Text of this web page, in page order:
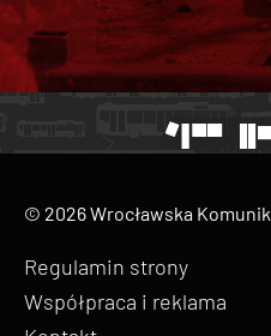
© 2026 Wrocławska
Regulamin strony
Współpraca i reklama